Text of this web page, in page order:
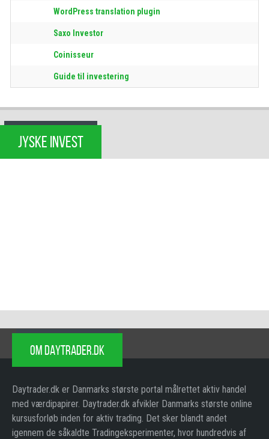
WordPress translation plugin
Saxo Investor
Coinisseur
Guide til investering
JYSKE INVEST
OM DAYTRADER.DK
Daytrader.dk er Danmarks største portal målrettet aktiv handel
med værdipapirer. Daytrader.dk afvikler Danmarks største online
kursusforløb inden for aktiv trading. Det sker blandt andet
igennem de såkaldte Tradingeksperimenter, hvor hundredvis af